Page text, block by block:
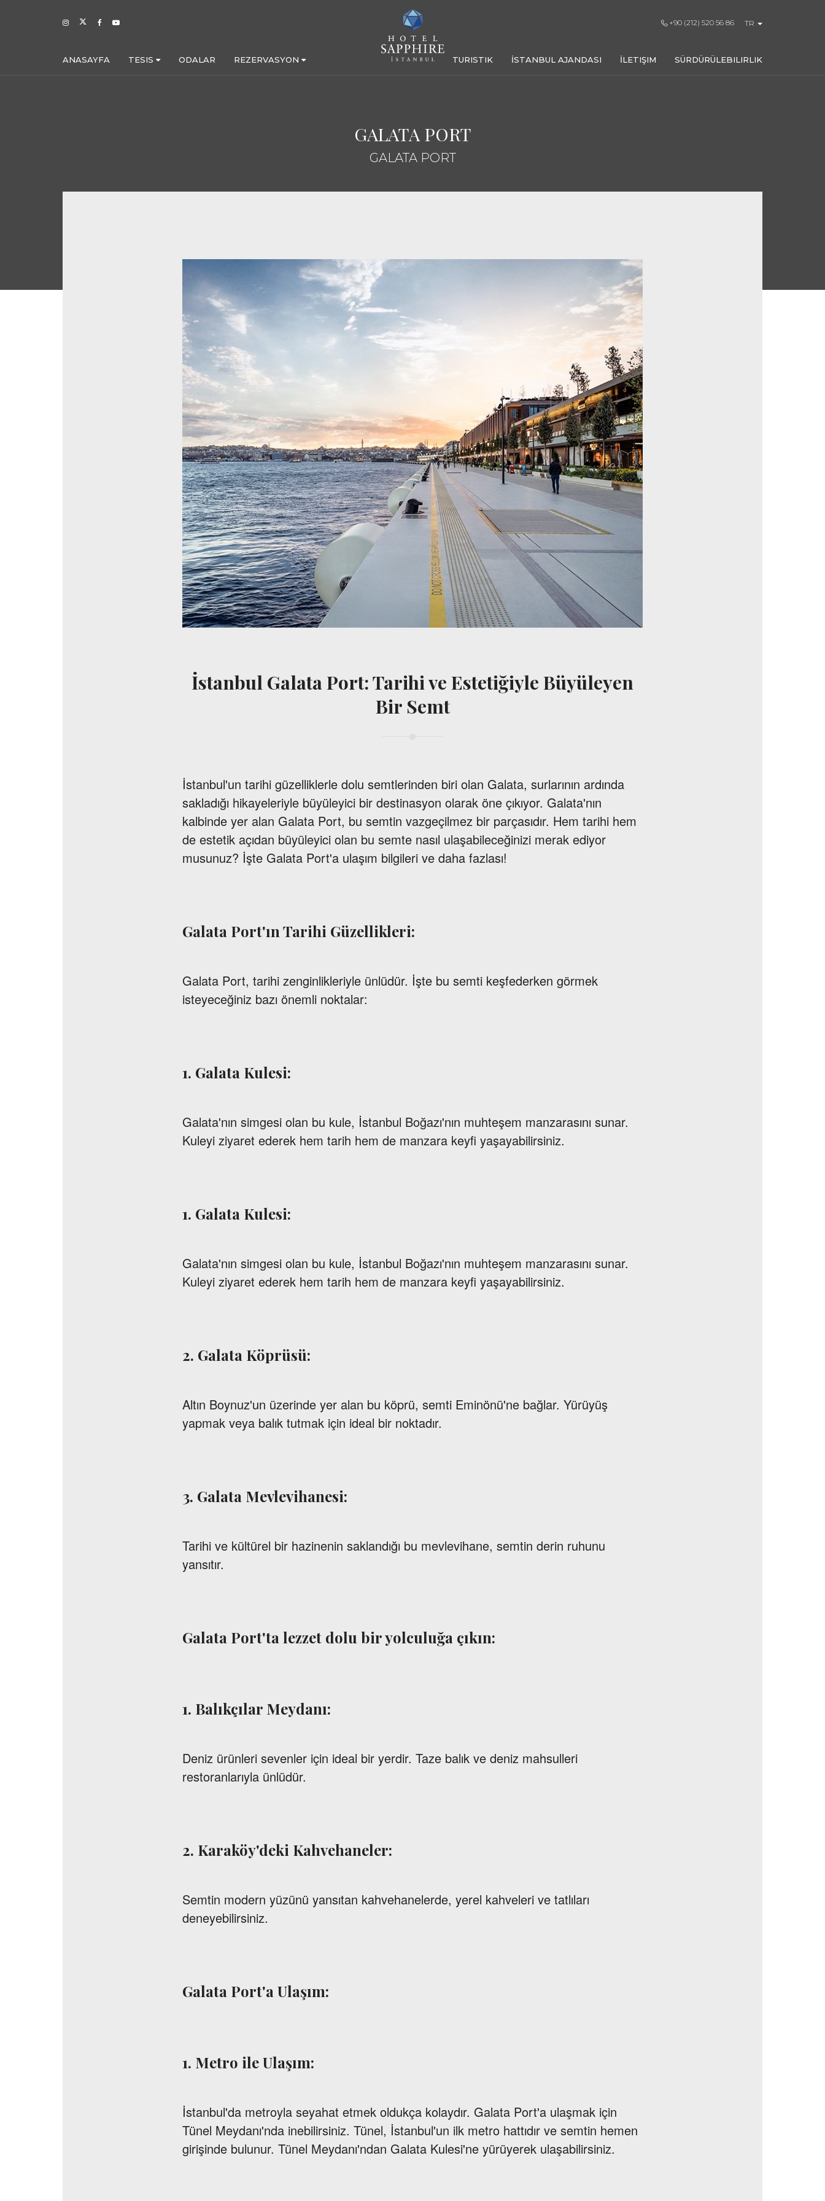
+90 (212) 520 56 86 TR
ANASAYFA TESIS ODALAR REZERVASYON TURISTIK İSTANBUL AJANDASI İLETIŞIM SÜRDÜRÜLEBILIRLIK
GALATA PORT
GALATA PORT
İstanbul Galata Port: Tarihi ve Estetiğiyle Büyüleyen
Bir Semt
İstanbul'un tarihi güzelliklerle dolu semtlerinden biri olan Galata, surlarının ardında
sakladığı hikayeleriyle büyüleyici bir destinasyon olarak öne çıkıyor. Galata'nın
kalbinde yer alan Galata Port, bu semtin vazgeçilmez bir parçasıdır. Hem tarihi hem
de estetik açıdan büyüleyici olan bu semte nasıl ulaşabileceğinizi merak ediyor
musunuz? İşte Galata Port'a ulaşım bilgileri ve daha fazlası!
Galata Port'ın Tarihi Güzellikleri:
Galata Port, tarihi zenginlikleriyle ünlüdür. İşte bu semti keşfederken görmek
isteyeceğiniz bazı önemli noktalar:
1. Galata Kulesi:
Galata'nın simgesi olan bu kule, İstanbul Boğazı'nın muhteşem manzarasını sunar.
Kuleyi ziyaret ederek hem tarih hem de manzara keyfi yaşayabilirsiniz.
1. Galata Kulesi:
Galata'nın simgesi olan bu kule, İstanbul Boğazı'nın muhteşem manzarasını sunar.
Kuleyi ziyaret ederek hem tarih hem de manzara keyfi yaşayabilirsiniz.
2. Galata Köprüsü:
Altın Boynuz'un üzerinde yer alan bu köprü, semti Eminönü'ne bağlar. Yürüyüş
yapmak veya balık tutmak için ideal bir noktadır.
3. Galata Mevlevihanesi:
Tarihi ve kültürel bir hazinenin saklandığı bu mevlevihane, semtin derin ruhunu
yansıtır.
Galata Port'ta lezzet dolu bir yolculuğa çıkın:
1. Balıkçılar Meydanı:
Deniz ürünleri sevenler için ideal bir yerdir. Taze balık ve deniz mahsulleri
restoranlarıyla ünlüdür.
2. Karaköy'deki Kahvehaneler:
Semtin modern yüzünü yansıtan kahvehanelerde, yerel kahveleri ve tatlıları
deneyebilirsiniz.
Galata Port'a Ulaşım:
1. Metro ile Ulaşım:
İstanbul'da metroyla seyahat etmek oldukça kolaydır. Galata Port'a ulaşmak için
Tünel Meydanı'nda inebilirsiniz. Tünel, İstanbul'un ilk metro hattıdır ve semtin hemen
girişinde bulunur. Tünel Meydanı'ndan Galata Kulesi'ne yürüyerek ulaşabilirsiniz.